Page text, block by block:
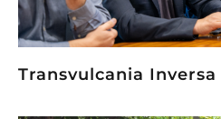
Transvulcania Inversa